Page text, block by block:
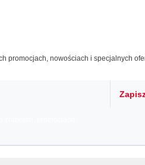
promocjach, nowościach i specjalnych